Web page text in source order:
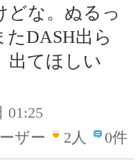
どな。ぬるっ
たDASH出ら
出てほしい
01:25
ザー
2人 0件